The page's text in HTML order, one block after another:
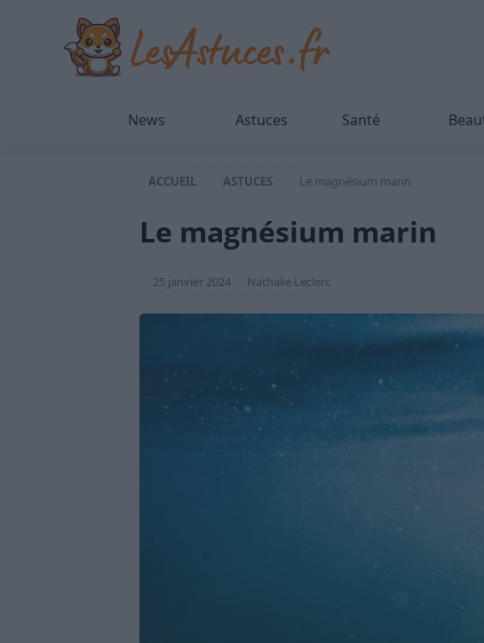
News Astuces Santé
ACCUEIL ASTUCES Le magnésium marin
Le magnésium marin
25 janvier 2024 Nathalie Leclerc